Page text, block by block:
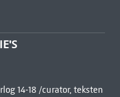
14-18 /curator, teksten